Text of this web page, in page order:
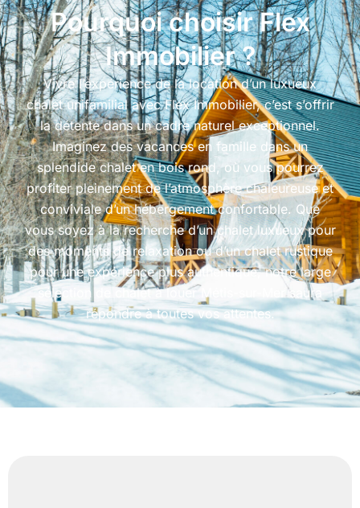
Pourquoi choisir Flex
Immobilier ?
Vivre l’expérience de la location d’un luxueux
chalet unifamilial avec Flex Immobilier, c’est s’offrir
la détente dans un cadre naturel exceptionnel.
Imaginez des vacances en famille dans un
splendide chalet en bois rond, où vous pourrez
profiter pleinement de l’atmosphère chaleureuse et
conviviale d’un hébergement confortable. Que
vous soyez à la recherche d’un chalet luxueux pour
des moments de relaxation ou d’un chalet rustique
pour une expérience plus authentique, notre large
sélection de chalet à louer Métis-sur-Mer
saura
répondre à toutes vos attentes.